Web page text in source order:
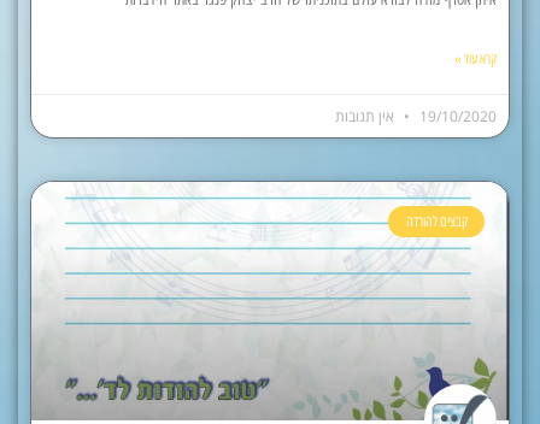
קרא עוד »
19/10/2020 אין תגובות
קבצים להורדה